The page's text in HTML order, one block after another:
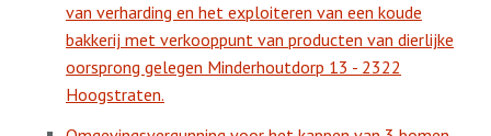
van verharding en het exploiteren van een koude
bakkerij met verkooppunt van producten van dierlijke
oorsprong gelegen Minderhoutdorp 13 - 2322
Hoogstraten.